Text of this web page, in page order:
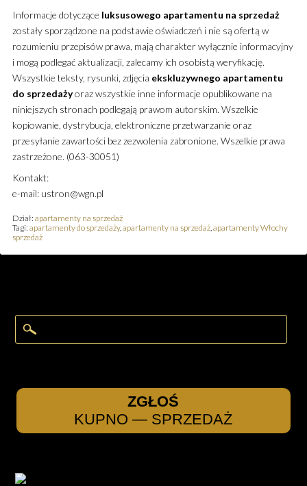
Informacje dotyczące luksusowego apartamentu na sprzedaż
zostały sporządzone na podstawie oświadczeń i nie są ofertą w
rozumieniu przepisów prawa, mają charakter wyłącznie informacyjny
i mogą podlegać aktualizacji, zalecamy ich osobistą weryfikację.
Wszystkie teksty, rysunki, zdjęcia ekskluzywnego apartamentu
do sprzedażyoraz wszystkie inne informacje opublikowane na
niniejszych stronach podlegają prawom autorskim. Wszelkie
kopiowanie, dystrybucja, elektroniczne przetwarzanie oraz
przesyłanie zawartości bez zezwolenia zabronione. Wszelkie prawa
zastrzeżone. (063-30051)
Kontakt:
e-mail: ustron@wgn.pl
Dział: apartamenty na sprzedaż
Tagi: apartamenty do sprzedaży, apartamenty na sprzedaż, apartamenty Włochy
sprzedaż
ZGŁOŚ
KUPNO — SPRZEDAŻ